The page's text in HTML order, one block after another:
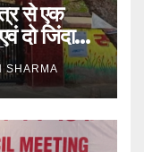
से एक
दो जिंदा
SHARMA